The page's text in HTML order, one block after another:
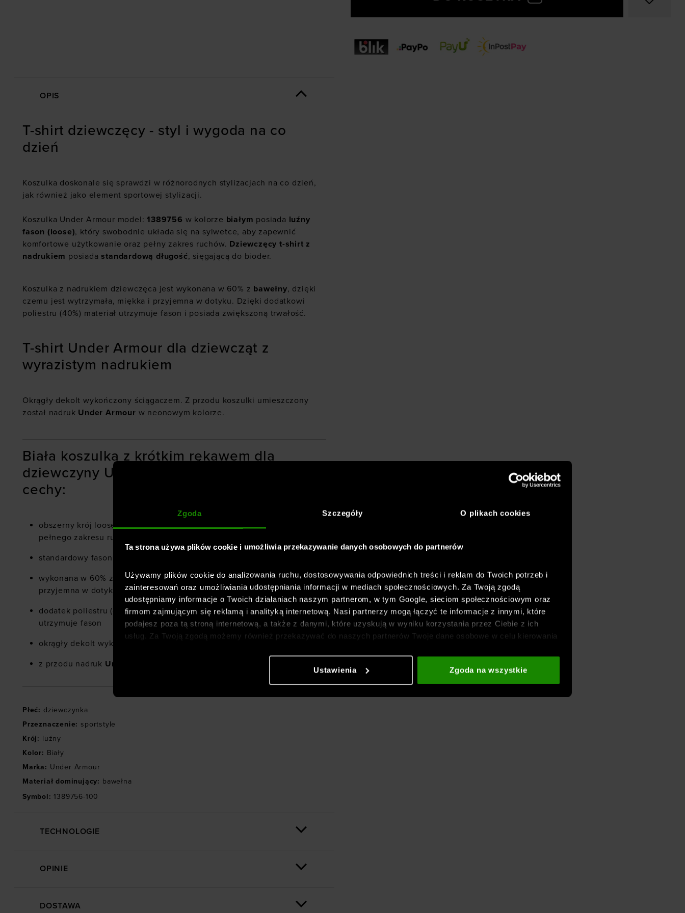
Zgoda Szczegóły O plikach cookies
Ta strona używa plików cookie i umożliwia przekazywanie danych osobowych do partnerów
Używamy plików cookie do analizowania ruchu, dostosowywania odpowiednich treści i reklam do Twoich potrzeb i
zainteresowań oraz umożliwiania udostępniania informacji w mediach społecznościowych. Za Twoją zgodą
udostępniamy informacje o Twoich działaniach naszym partnerom, w tym Google, sieciom społecznościowym oraz
firmom zajmującym się reklamą i analityką internetową. Nasi partnerzy mogą łączyć te informacje z innymi, które
podajesz poza tą stroną internetową, a także z danymi, które uzyskują w wyniku korzystania przez Ciebie z ich
usług. Za Twoją zgodą możemy również przekazywać do naszych partnerów Twoje dane osobowe w celu kierowania
społecznościowych). Szczegółowe informacje znajdziesz w naszej
Polityce prywatnościoraz sekcji „Szczegóły”
Ustawienia Zgoda na wszystkie
OPIS
T-shirt dziewczęcy - styl i wygoda na co
dzień
Koszulka doskonale się sprawdzi w różnorodnych stylizacjach na co dzień,
jak również jako element sportowej stylizacji.
Koszulka Under Armour model:1389756 w kolorze białym posiada luźny
fason (loose), który swobodnie układa się na sylwetce, aby zapewnić
komfortowe użytkowanie oraz pełny zakres ruchów. Dziewczęcy t-shirt z
nadrukiem posiadastandardową długość, sięgającą do bioder.
Koszulka z nadrukiem dziewczęca jest wykonana w 60% z bawełny, dzięki
czemu jest wytrzymała, miękka i przyjemna w dotyku. Dzięki dodatkowi
poliestru (40%) materiał utrzymuje fason i posiada zwiększoną trwałość.
T-shirt Under Armour dla dziewcząt z
wyrazistym nadrukiem
Okrągły dekolt wykończony ściągaczem. Z przodu koszulki umieszczony
został nadruk Under Armour w neonowym kolorze.
Biała koszulka z krótkim rękawem dla
dziewczyny UA Big Logo SS - szczegółowe
cechy:
obszerny krój loose dla zapewnienia komfortu podczas aktywności oraz
pełnego zakresu ruchu
standardowy fason o długości do bioder
wykonana w 60% z bawełny, dzięki czemu jest wytrzymała, miękka i
przyjemna w dotyku
dodatek poliestru (40%) sprawia, że materiał jest wytrzymały i lepiej
utrzymuje fason
okrągły dekolt wykończony ściągaczem
z przodu nadruk Under Armour
Płeć: dziewczynka
Przeznaczenie: sportstyle
Krój: luźny
Kolor: Biały
Marka: Under Armour
Materiał dominujący: bawełna
Symbol: 1389756-100
TECHNOLOGIE
OPINIE
DOSTAWA